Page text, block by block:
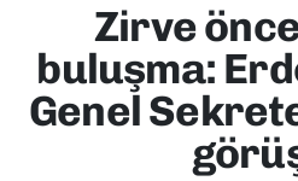
Zirve
buluşma:
Genel
EKONOMİ
KÜLTÜR SANAT
Tüm Manşetler
Son Dakika Haberleri